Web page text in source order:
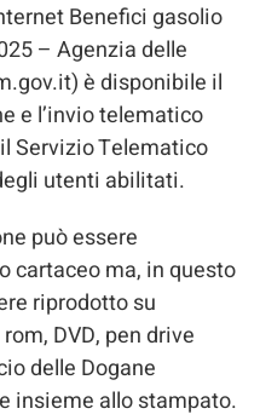
Benefici gasolio
– Agenzia delle
è disponibile il
e l’invio telematico
Servizio Telematico
utenti abilitati.
può essere
cartaceo ma, in questo
riprodotto su
DVD, pen drive
delle Dogane
insieme allo stampato.